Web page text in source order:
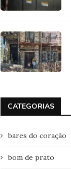
CATEGORIAS
bares do coração
bom de prato